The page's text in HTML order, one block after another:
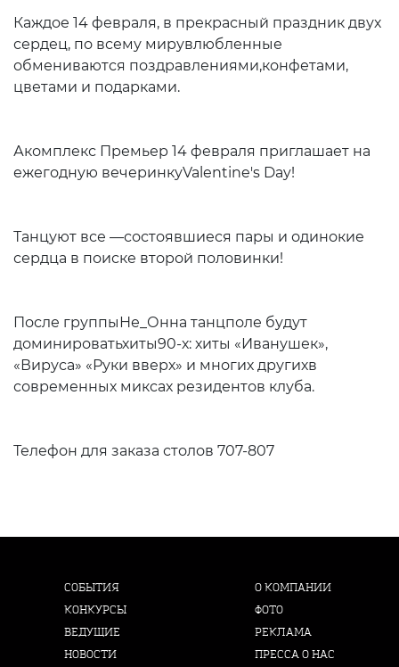
Каждое 14 февраля, в прекрасный праздник двух
сердец, по всему мирувлюбленные
обмениваются поздравлениями,конфетами,
цветами и подарками.
Акомплекс Премьер 14 февраля приглашает на
ежегодную вечеринкуValentine's Day!
Танцуют все —состоявшиеся пары и одинокие
сердца в поиске второй половинки!
После группыНе_Онна танцполе будут
доминироватьхиты90-х: хиты «Иванушек»,
«Вируса» «Руки вверх» и многих другихв
современных миксах резидентов клуба.
Телефон для заказа столов 707-807
СОБЫТИЯ
КОНКУРСЫ
ВЕДУЩИЕ
НОВОСТИ
О КОМПАНИИ
ФОТО
РЕКЛАМА
ПРЕССА О НАС